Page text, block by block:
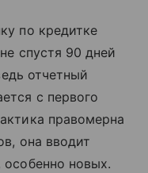
по кредитке
спустя 90 дней
отчетный
с первого
правомерна
она вводит
особенно новых.